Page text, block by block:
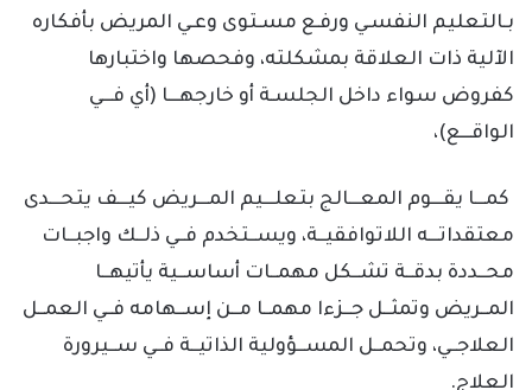
بـالتعليم النفسـي ورفـع مسـتوى وعـي المريض بأفكاره
الآلية ذات العلاقة بمشكلته، وفحصها واختبارها
كفروض سواء داخل الجلسـة أو خارجهـــا (أي فـــي
الواقـــع)،
كمـــا يقـــوم المعـــالج بتعلـــيم المـــريض كيـــف يتحـــدى
معتقداتـــه اللاتوافقيــة، ويســتخدم فــي ذلــك واجبــات
محــددة بدقــة تشــكل مهمــات أساســية يأتيهــا
المــريض وتمثــل جــزءا مهمــا مــن إســهامه فــي العمــل
العلاجــي، وتحمــل المســؤولية الذاتيــة فــي ســيرورة
العلاج.